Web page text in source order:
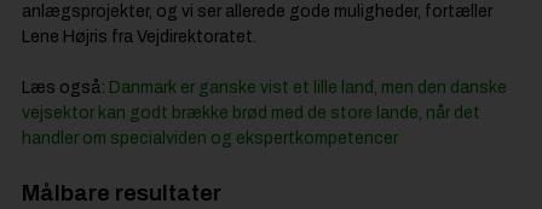
anlægsprojekter, og vi ser allerede gode muligheder, fortæller
Lene Højris fra Vejdirektoratet.
Læs også: Danmark er ganske vist et lille land, men den danske
vejsektor kan godt brække brød med de store lande, når det
handler om specialviden og ekspertkompetencer
Målbare resultater